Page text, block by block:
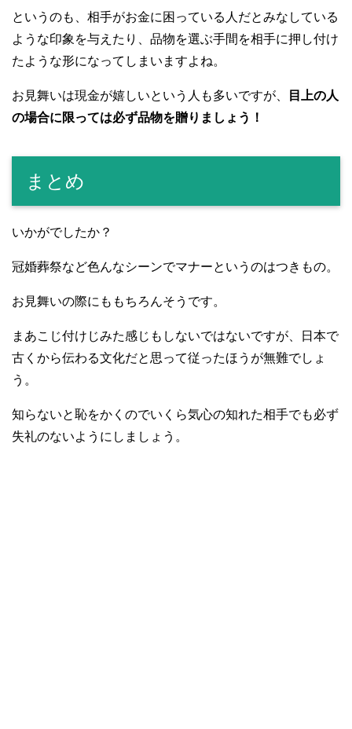
というのも、相手がお金に困っている人だとみなしている
ような印象を与えたり、品物を選ぶ手間を相手に押し付け
たような形になってしまいますよね。
お見舞いは現金が嬉しいという人も多いですが、
目上の人
の場合に限っては必ず品物を贈りましょう！
まとめ
いかがでしたか？
冠婚葬祭など色んなシーンでマナーというのはつきもの。
お見舞いの際にももちろんそうです。
まあこじ付けじみた感じもしないではないですが、日本で
古くから伝わる文化だと思って従ったほうが無難でしょ
う。
知らないと恥をかくのでいくら気心の知れた相手でも必ず
失礼のないようにしましょう。